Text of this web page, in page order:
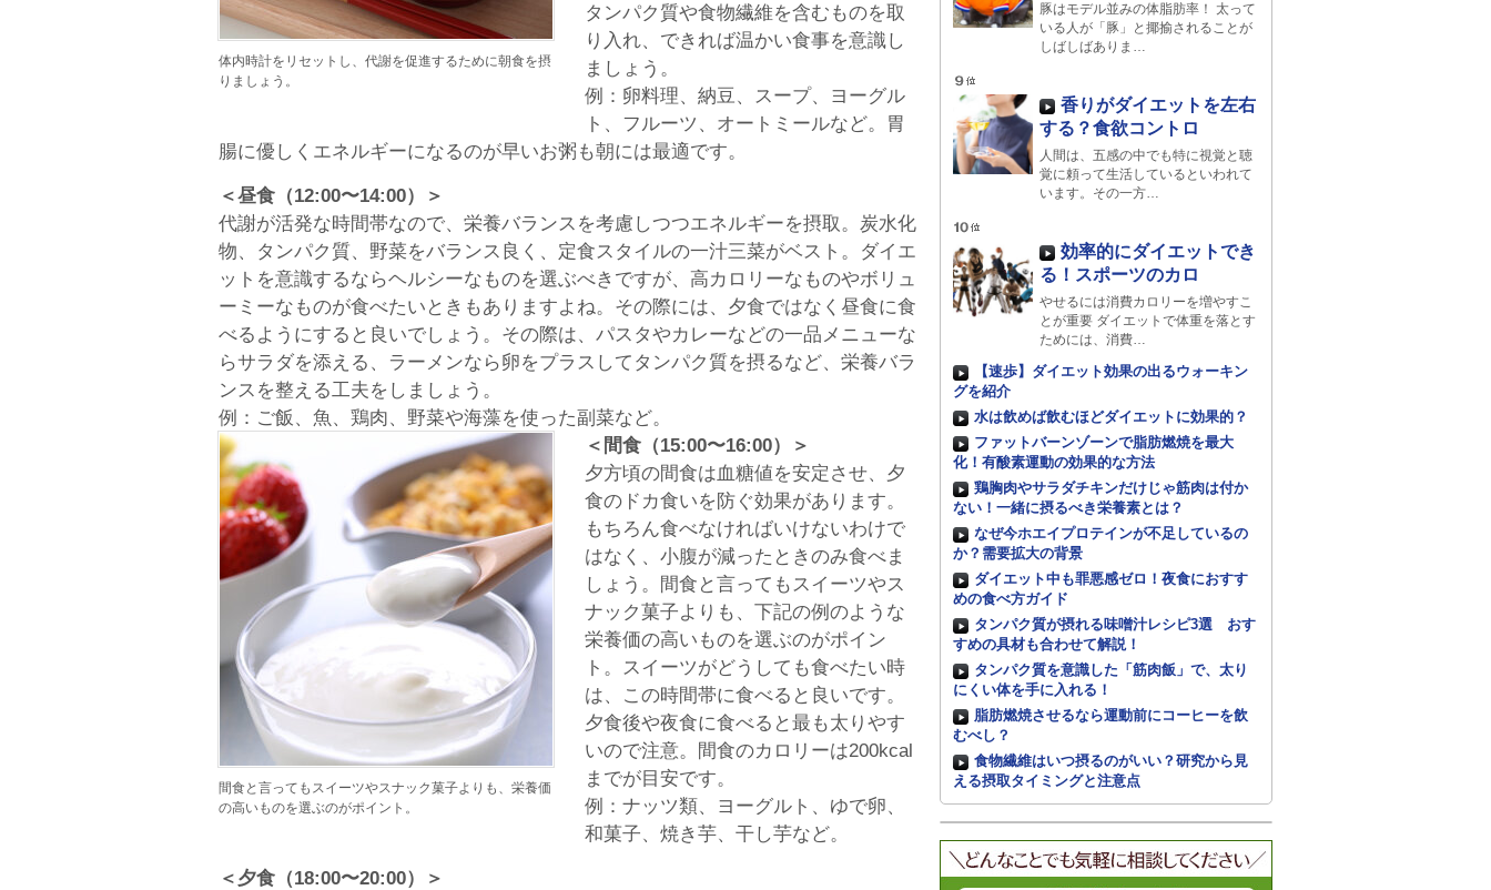
体内時計をリセットし、代謝を促進するために朝食を摂
りましょう。
タンパク質や食物繊維を含むものを取
り入れ、できれば温かい食事を意識し
ましょう。
例：卵料理、納豆、スープ、ヨーグル
ト、フルーツ、オートミールなど。胃
腸に優しくエネルギーになるのが早いお粥も朝には最適です。
＜昼食（12:00〜14:00）＞
代謝が活発な時間帯なので、栄養バランスを考慮しつつエネルギーを摂取。炭水化
物、タンパク質、野菜をバランス良く、定食スタイルの一汁三菜がベスト。ダイエ
ットを意識するならヘルシーなものを選ぶべきですが、高カロリーなものやボリュ
ーミーなものが食べたいときもありますよね。その際には、夕食ではなく昼食に食
べるようにすると良いでしょう。その際は、パスタやカレーなどの一品メニューな
らサラダを添える、ラーメンなら卵をプラスしてタンパク質を摂るなど、栄養バラ
ンスを整える工夫をしましょう。
例：ご飯、魚、鶏肉、野菜や海藻を使った副菜など。
間食と言ってもスイーツやスナック菓子よりも、栄養価
の高いものを選ぶのがポイント。
＜間食（15:00〜16:00）＞
夕方頃の間食は血糖値を安定させ、夕
食のドカ食いを防ぐ効果があります。
もちろん食べなければいけないわけで
はなく、小腹が減ったときのみ食べま
しょう。間食と言ってもスイーツやス
ナック菓子よりも、下記の例のような
栄養価の高いものを選ぶのがポイン
ト。スイーツがどうしても食べたい時
は、この時間帯に食べると良いです。
夕食後や夜食に食べると最も太りやす
いので注意。間食のカロリーは200kcal
までが目安です。
例：ナッツ類、ヨーグルト、ゆで卵、
和菓子、焼き芋、干し芋など。
＜夕食（18:00〜20:00）＞
豚はモデル並みの体脂肪率！ 太って
いる人が「豚」と揶揄されることが
しばしばありま…
香りがダイエットを左右
する？食欲コントロ
人間は、五感の中でも特に視覚と聴
覚に頼って生活しているといわれて
います。その一方…
効率的にダイエットでき
る！スポーツのカロ
やせるには消費カロリーを増やすこ
とが重要 ダイエットで体重を落とす
ためには、消費…
【速歩】ダイエット効果の出るウォーキン
グを紹介
水は飲めば飲むほどダイエットに効果的？
ファットバーンゾーンで脂肪燃焼を最大
化！有酸素運動の効果的な方法
鶏胸肉やサラダチキンだけじゃ筋肉は付か
ない！一緒に摂るべき栄養素とは？
なぜ今ホエイプロテインが不足しているの
か？需要拡大の背景
ダイエット中も罪悪感ゼロ！夜食におすす
めの食べ方ガイド
タンパク質が摂れる味噌汁レシピ3選 おす
すめの具材も合わせて解説！
タンパク質を意識した「筋肉飯」で、太り
にくい体を手に入れる！
脂肪燃焼させるなら運動前にコーヒーを飲
むべし？
食物繊維はいつ摂るのがいい？研究から見
える摂取タイミングと注意点